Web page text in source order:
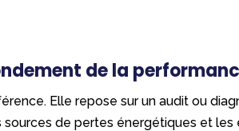
de la
Elle repose sur un audit ou
de pertes énergétiques et